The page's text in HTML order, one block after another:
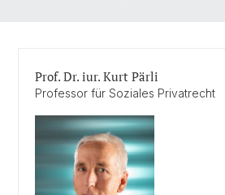
Prof. Dr. iur. Kurt Pärli
Professor für Soziales Privatrecht